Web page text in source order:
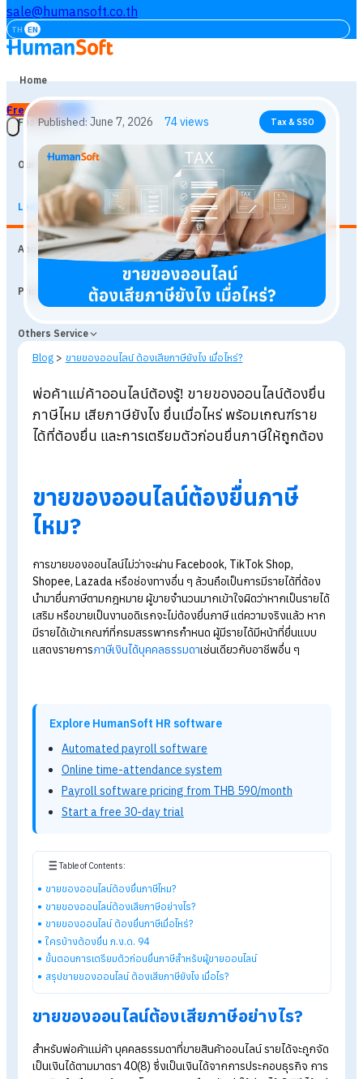
sale@humansoft.co.th
TH EN
Home
Features
Our Customers
Learning
About
Prices
Others Service
Free Trial
Published:June 7, 2026 74views Tax & SSO
Blog
พ่อค้าแม่ค้าออนไลน์ต้องรู้! ขายของออนไลน์ต้อง
ภาษีไหม เสียภาษียังไง ยื่นเมื่อไหร่ พร้อมเกณฑ์ราย
ได้ที่ต้องยื่น และการเตรียมตัวก่อนยื่นภาษีให้ถูกต้
ไหม?
การขายของออนไลน์ไม่ว่าจะผ่าน Facebook, TikTok Shop,
Shopee, Lazada หรือช่องทางอื่น ๆ ล้วนถือเป็นการมีรายได้ที่ต้อ
นำมายื่นภาษีตามกฎหมาย ผู้ขายจำนวนมากเข้าใจผิดว่าหากเป็นรา
เสริม หรือขายเป็นงานอดิเรกจะไม่ต้องยื่นภาษี แต่ความจริงแล้ว ห
Explore HumanSoft HR software
Automated payroll software
Online time-attendance system
Payroll software pricing from THB 590/month